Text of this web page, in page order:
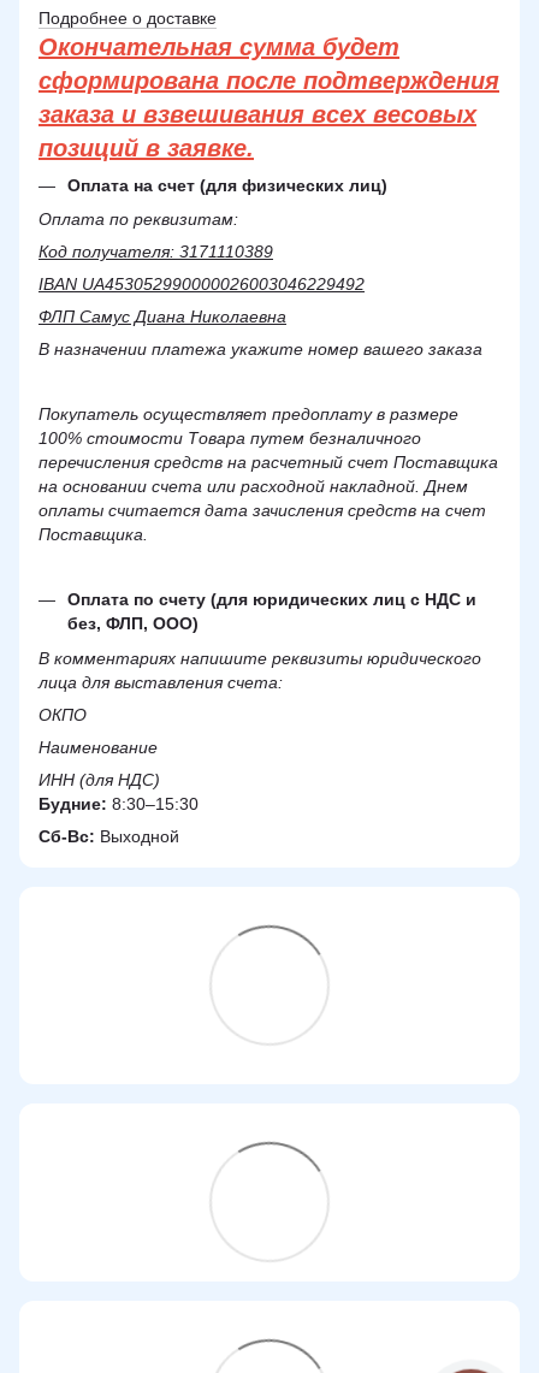
Подробнее о доставке
Окончательная сумма будет
сформирована после подтверждения
заказа и взвешивания всех весовых
позиций в заявке.
Оплата на счет (для физических лиц)
Оплата по реквизитам:
Код получателя: 3171110389
IBAN UA453052990000026003046229492
ФЛП Самус Диана Николаевна
В назначении платежа укажите номер вашего заказа
Покупатель осуществляет предоплату в размере
100% стоимости Товара путем безналичного
перечисления средств на расчетный счет Поставщика
на основании счета или расходной накладной. Днем
оплаты считается дата зачисления средств на счет
Поставщика.
Оплата по счету (для юридических лиц с НДС и
без, ФЛП, ООО)
В комментариях напишите реквизиты юридического
лица для выставления счета:
ОКПО
Наименование
ИНН (для НДС)
Будние: 8:30–15:30
Сб-Вс: Выходной